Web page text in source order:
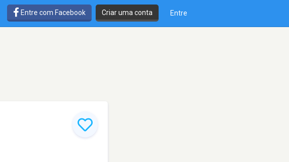
Entre com Facebook Criar uma conta Entre